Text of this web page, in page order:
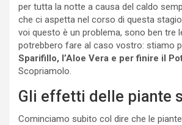
per tutta la notte a causa del caldo
che ci aspetta nel corso di questa
voi questo è un problema, sono ben tre
potrebbero fare al caso vostro: stiamo
Sparifillo, l’Aloe Vera e per finire il
Scopriamolo.
Gli effetti delle piante
Cominciamo subito col dire che le